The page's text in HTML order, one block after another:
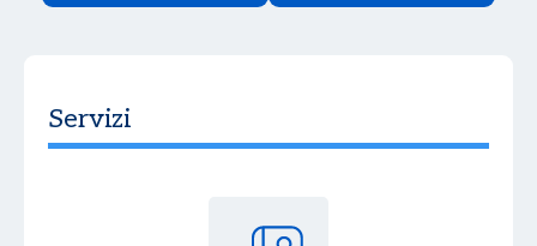
Servizi